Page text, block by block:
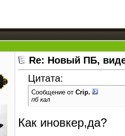
Re: Новый ПБ,
Цитата:
Сообщение от Crip.
пб кал
Как иновкер,да?